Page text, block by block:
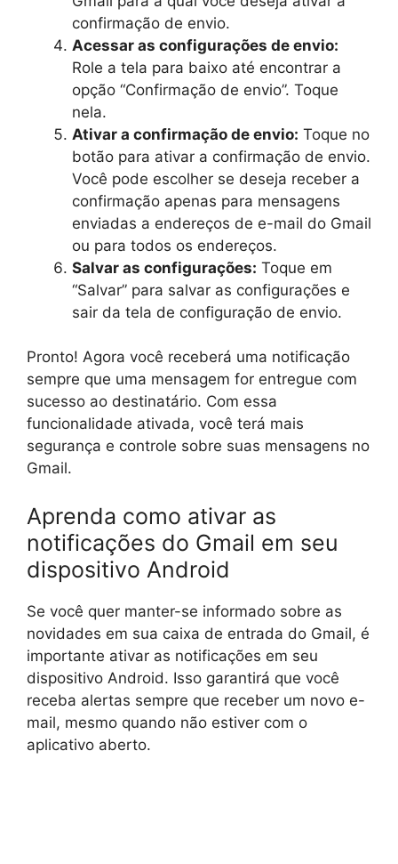
confirmação de envio.
Acessar as configurações de envio:
Role a tela para baixo até encontrar a
opção “Confirmação de envio”. Toque
nela.
Ativar a confirmação de envio: Toque no
botão para ativar a confirmação de envio.
Você pode escolher se deseja receber a
confirmação apenas para mensagens
enviadas a endereços de e-mail do Gmail
ou para todos os endereços.
Salvar as configurações: Toque em
“Salvar” para salvar as configurações e
sair da tela de configuração de envio.
Pronto! Agora você receberá uma notificação
sempre que uma mensagem for entregue com
sucesso ao destinatário. Com essa
funcionalidade ativada, você terá mais
segurança e controle sobre suas mensagens no
Gmail.
Aprenda como ativar as
notificações do Gmail em seu
dispositivo Android
Se você quer manter-se informado sobre as
novidades em sua caixa de entrada do Gmail, é
importante ativar as notificações em seu
dispositivo Android. Isso garantirá que você
receba alertas sempre que receber um novo e-
mail, mesmo quando não estiver com o
aplicativo aberto.